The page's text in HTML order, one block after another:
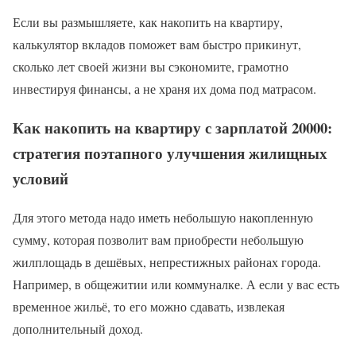
Если вы размышляете, как накопить на квартиру,
калькулятор вкладов поможет вам быстро прикинут,
сколько лет своей жизни вы сэкономите, грамотно
инвестируя финансы, а не храня их дома под матрасом.
Как накопить на квартиру с зарплатой 20000:
стратегия поэтапного улучшения жилищных
условий
Для этого метода надо иметь небольшую накопленную
сумму, которая позволит вам приобрести небольшую
жилплощадь в дешёвых, непрестижных районах города.
Например, в общежитии или коммуналке. А если у вас есть
временное жильё, то его можно сдавать, извлекая
дополнительный доход.